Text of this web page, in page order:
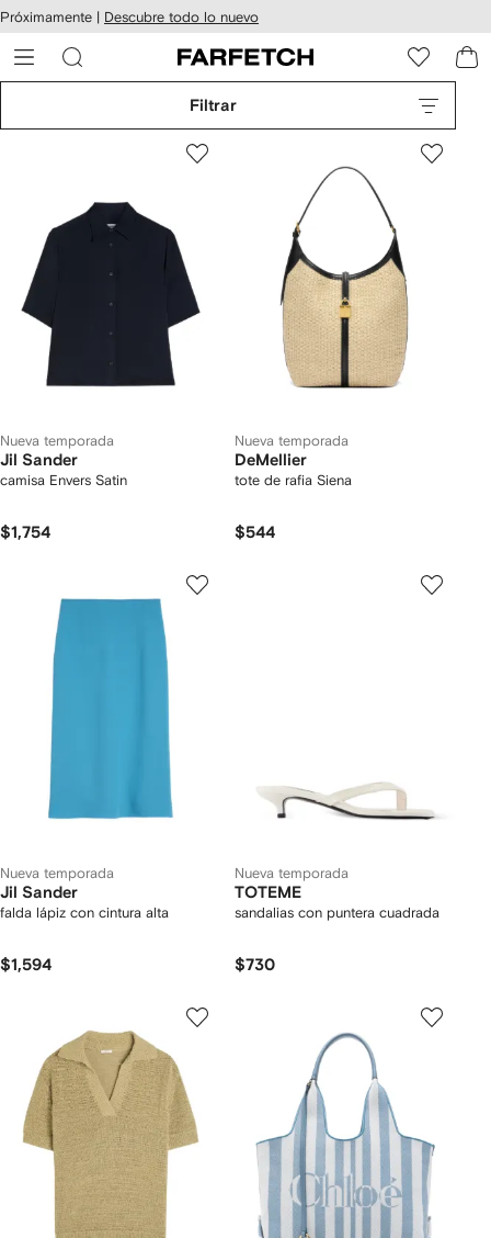
al
Próximamente | Descubre todo lo nuevo
Filtrar
Nueva temporada
Jil Sander
camisa Envers Satin
$1,754
Nueva temporada
DeMellier
tote de rafia Siena
$544
Nueva temporada
Jil Sander
falda lápiz con cintura alta
$1,594
Nueva temporada
TOTEME
sandalias con puntera cuadrada
$730